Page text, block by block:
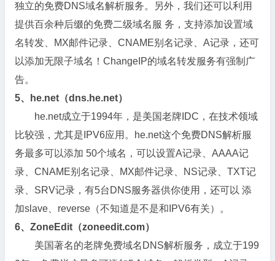
独立的免费DNS域名解析服务。另外，我们还可以利用
提供百余种后缀的免费二级域名服 务，支持添加设置域
名转发、MX邮件记录、CNAME别名记录、A记录，还可
以添加无限子域名！ChangeIP的域名转发服务有强制广
告。
5、he.net（dns.he.net）
he.net成立于1994年，是美国老牌IDC，在技术领域
比较强，尤其是IPV6应用。he.net这个免费DNS解析服
务最多可以添加 50个域名，可以设置A记录、AAAA记
录、CNAME别名记录、MX邮件记录、NS记录、TXT记
录、SRV记录，有5台DNS服务器供你使用，还可以 添
加slave、reverse（不知道是不是和IPV6有关）。
6、ZoneEdit（zoneedit.com）
美国著名的老牌免费域名DNS解析服务，成立于199